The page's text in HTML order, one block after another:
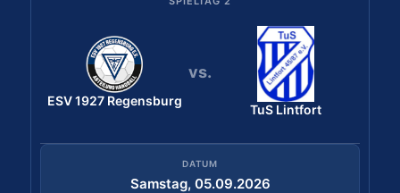
Bergischer HC
ESV 1927 Regensburg
DATUM
Samstag, 29.08.2026
ESV 1927 Regensburg
vs.
TuS Lintfort
DATUM
Samstag, 05.09.2026